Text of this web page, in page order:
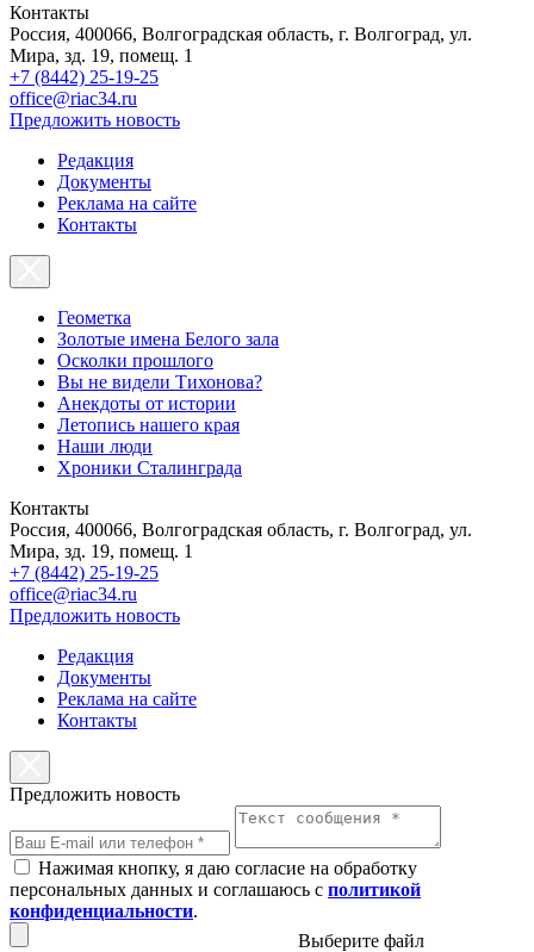
Контакты
Россия, 400066, Волгоградская область, г. Волгоград, ул.
Мира, зд. 19, помещ. 1
+7 (8442) 25-19-25
office@riac34.ru
Предложить новость
Редакция
Документы
Реклама на сайте
Контакты
Геометка
Золотые имена Белого зала
Осколки прошлого
Вы не видели Тихонова?
Анекдоты от истории
Летопись нашего края
Наши люди
Хроники Сталинграда
Контакты
Россия, 400066, Волгоградская область, г. Волгоград, ул.
Мира, зд. 19, помещ. 1
+7 (8442) 25-19-25
office@riac34.ru
Предложить новость
Редакция
Документы
Реклама на сайте
Контакты
Предложить новость
Нажимая кнопку, я даю согласие на обработку
персональных данных и соглашаюсь с политикой
конфиденциальности.
Выберите файл